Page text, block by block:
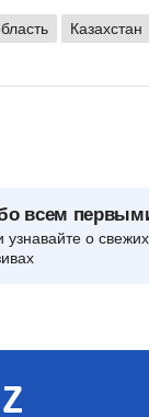
Казахстан
всем
о